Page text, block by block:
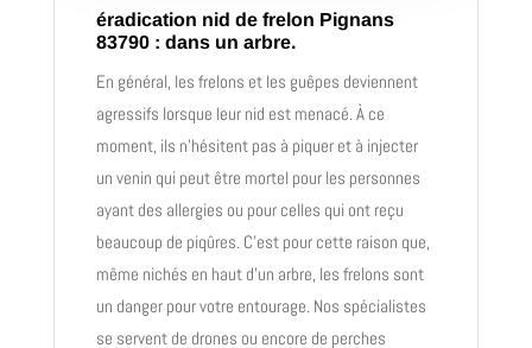
éradication nid de frelon Pignans
83790 : dans un arbre.
En général, les frelons et les guêpes deviennent
agressifs lorsque leur nid est menacé. À ce
moment, ils n’hésitent pas à piquer et à injecter
un venin qui peut être mortel pour les personnes
ayant des allergies ou pour celles qui ont reçu
beaucoup de piqûres. C’est pour cette raison que,
même nichés en haut d’un arbre, les frelons sont
un danger pour votre entourage. Nos spécialistes
se servent de drones ou encore de perches